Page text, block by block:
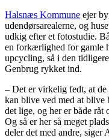
Halsnæs Kommune ejer
udendørsarealerne, og
udkig efter et fotostudie.
en forkærlighed for gamle
upcycling, så i den
Genbrug rykket ind.
– Det er virkelig fedt, at
kan blive ved med at blive
det lige, og her er både råt
Og så er her så meget
deler det med andre, siger